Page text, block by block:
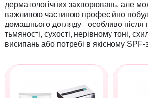
дерматологічних захворювань, але
важливою частиною професійно
домашнього догляду - особливо після
тьмяності, сухості, нерівному тоні,
висипань або потребі в якісному SPF-